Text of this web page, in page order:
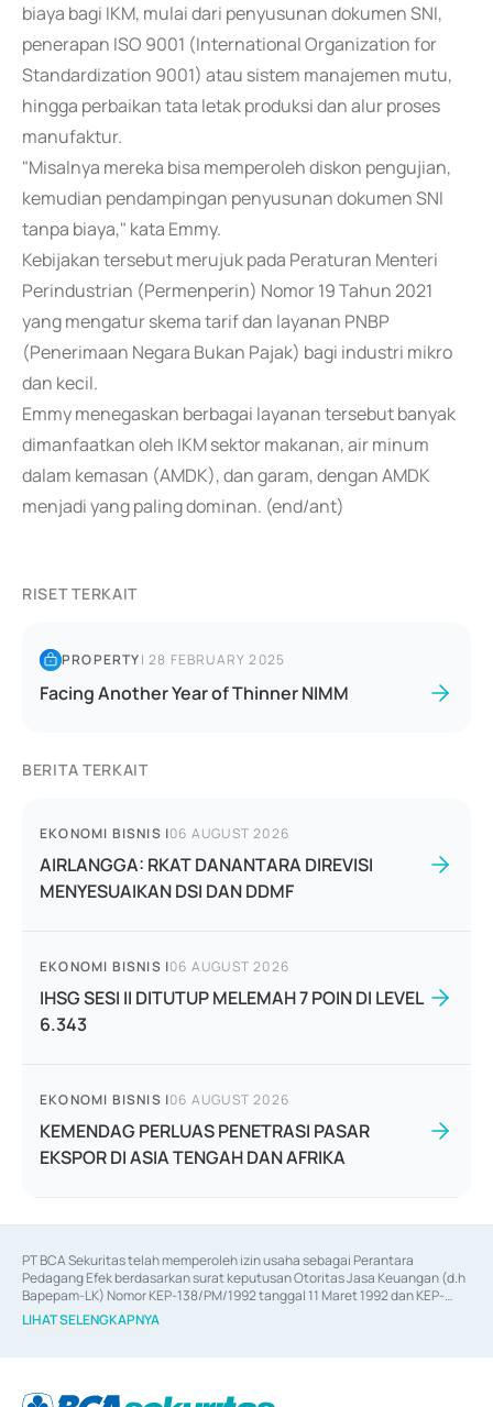
biaya bagi IKM, mulai dari penyusunan dokumen SNI,
penerapan ISO 9001 (International Organization for
Standardization 9001) atau sistem manajemen mutu,
hingga perbaikan tata letak produksi dan alur proses
manufaktur.
"Misalnya mereka bisa memperoleh diskon pengujian,
kemudian pendampingan penyusunan dokumen SNI
tanpa biaya," kata Emmy.
Kebijakan tersebut merujuk pada Peraturan Menteri
Perindustrian (Permenperin) Nomor 19 Tahun 2021
yang mengatur skema tarif dan layanan PNBP
(Penerimaan Negara Bukan Pajak) bagi industri mikro
dan kecil.
Emmy menegaskan berbagai layanan tersebut banyak
dimanfaatkan oleh IKM sektor makanan, air minum
dalam kemasan (AMDK), dan garam, dengan AMDK
menjadi yang paling dominan. (end/ant)
RISET TERKAIT
PROPERTY|28 FEBRUARY 2025
Facing Another Year of Thinner NIMM
BERITA TERKAIT
EKONOMI BISNIS |06 AUGUST 2026
AIRLANGGA: RKAT DANANTARA DIREVISI
MENYESUAIKAN DSI DAN DDMF
EKONOMI BISNIS |06 AUGUST 2026
IHSG SESI II DITUTUP MELEMAH 7 POIN DI LEVEL
6.343
EKONOMI BISNIS |06 AUGUST 2026
KEMENDAG PERLUAS PENETRASI PASAR
EKSPOR DI ASIA TENGAH DAN AFRIKA
PT BCA Sekuritas telah memperoleh izin usaha sebagai Perantara
Pedagang Efek berdasarkan surat keputusan Otoritas Jasa Keuangan (d.h
Bapepam-LK) Nomor KEP-138/PM/1992 tanggal 11 Maret 1992 dan KEP-
06/D.04/2014 tanggal 28 Februari 2014, izin usaha sebagai Penjamin Emisi
Efek berdasarkan surat keputusan Otoritas Jasa Keuangan Nomor KEP-
berdasarkan surat keputusan Otoritas Jasa Keuangan Nomor S-
LIHAT SELENGKAPNYA